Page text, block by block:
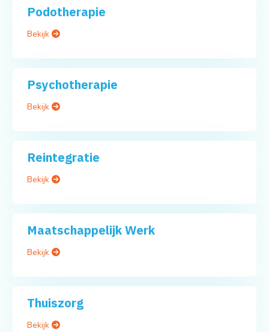
Podotherapie
Bekijk
Psychotherapie
Bekijk
Reintegratie
Bekijk
Maatschappelijk Werk
Bekijk
Thuiszorg
Bekijk